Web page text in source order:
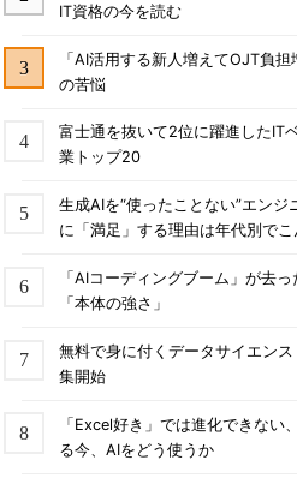
IT資格の今を読む
「AI活用する新人増えてOJT負
の苦悩
富士通を抜いて2位に躍進した
業トップ20
生成AIを“使ったことない”エン
に「満足」する理由は年代別で
「AIコーディングブーム」が去
「本体の強さ」
無料で身に付くデータサイエン
集開始
「Excel好き」では進化できな
る今、AIをどう使うか